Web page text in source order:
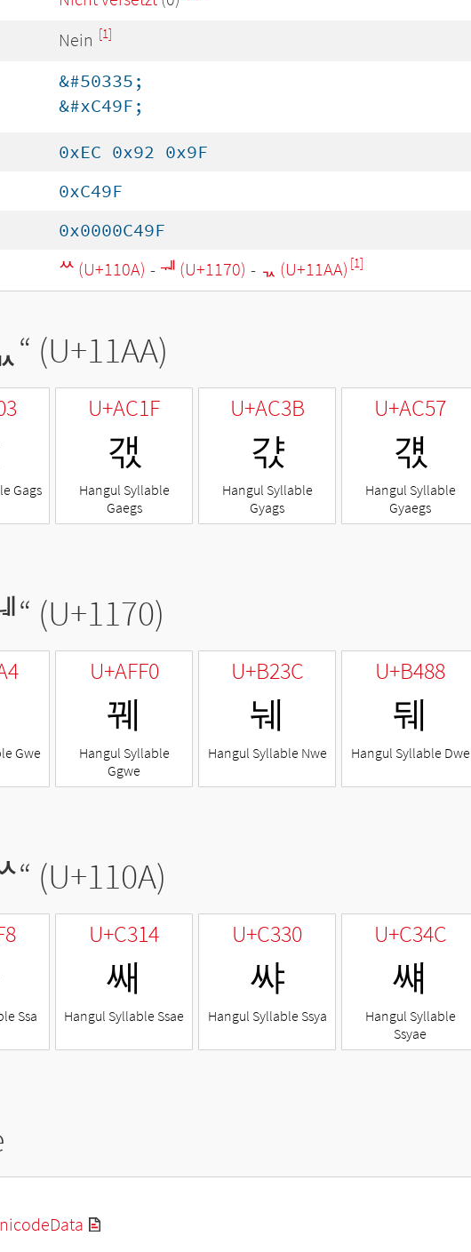
Nein [1]
&#50335;
&#xC49F;
0xEC 0x92 0x9F
0xC49F
0x0000C49F
ᄊ (U+110A) - ᅰ (U+1170) - ᆪ (U+11AA) [1]
“ (U+11AA)
Gags
U+AC1F
갟
Hangul Syllable
Gaegs
U+AC3B
갻
Hangul Syllable
Gyags
U+AC57
걗
Hangul Syllable
Gyaegs
“ (U+1170)
Gwe
U+AFF0
꿰
Hangul Syllable
Ggwe
U+B23C
눼
Hangul Syllable Nwe
U+B488
뒈
Hangul Syllable Dwe
“ (U+110A)
Ssa
U+C314
쌔
Hangul Syllable Ssae
U+C330
쌰
Hangul Syllable Ssya
U+C34C
썌
Hangul Syllable
Ssyae